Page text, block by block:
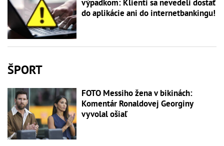
výpadkom: Klienti sa nevedeli dostať
do aplikácie ani do internetbankingu!
ŠPORT
FOTO Messiho žena v bikinách:
Komentár Ronaldovej Georginy
vyvolal ošiaľ